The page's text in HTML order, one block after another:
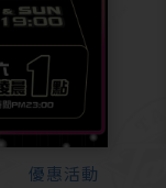
優惠活動